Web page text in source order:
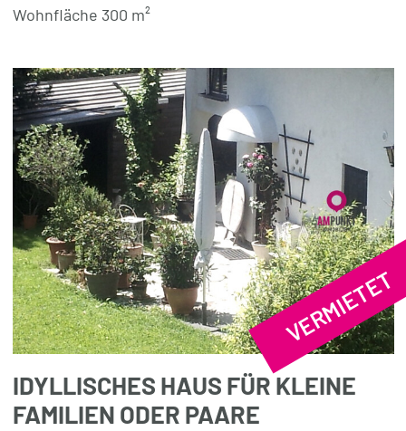
Wohnfläche 300 m²
VERMIETET
IDYLLISCHES HAUS FÜR KLEINE
FAMILIEN ODER PAARE